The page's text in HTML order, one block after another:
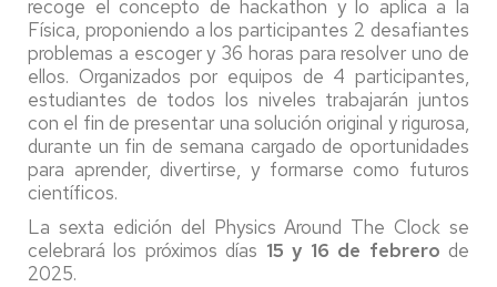
recoge el concepto de hackathon y lo aplica a la
Física, proponiendo a los participantes 2 desafiantes
problemas a escoger y 36 horas para resolver uno de
ellos. Organizados por equipos de 4 participantes,
estudiantes de todos los niveles trabajarán juntos
con el fin de presentar una solución original y rigurosa,
durante un fin de semana cargado de oportunidades
para aprender, divertirse, y formarse como futuros
científicos.
La sexta edición del Physics Around The Clock se
celebrará los próximos días 15 y 16 de febrero de
2025.